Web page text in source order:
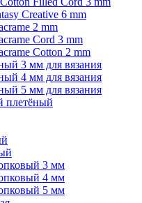
Creative 6 mm
2 mm
Cord 3 mm
Cotton 2 mm
3 мм для вязания
4 мм для вязания
5 мм для вязания
плетёный
3 мм
4 мм
5 мм